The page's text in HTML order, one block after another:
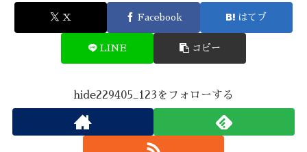
X Facebook はてブ
LINE コピー
hide229405_123をフォローする